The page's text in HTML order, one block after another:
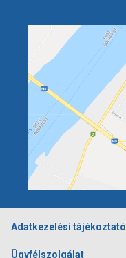
Adatkezelési tájékoztató
Ügyfélszolgálat